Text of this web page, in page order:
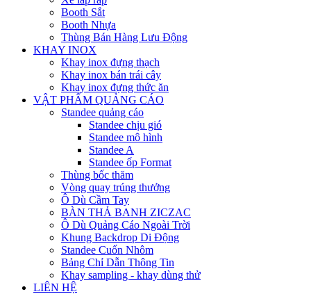
Booth Sắt
Booth Nhựa
Thùng Bán Hàng Lưu Động
KHAY INOX
Khay inox đựng thạch
Khay inox bán trái cây
Khay inox đựng thức ăn
VẬT PHẨM QUẢNG CÁO
Standee quảng cáo
Standee chịu gió
Standee mô hình
Standee A
Standee ốp Format
Thùng bốc thăm
Vòng quay trúng thưởng
Ô Dù Cầm Tay
BÀN THẢ BANH ZICZAC
Ô Dù Quảng Cáo Ngoài Trời
Khung Backdrop Di Động
Standee Cuốn Nhôm
Bảng Chỉ Dẫn Thông Tin
Khay sampling - khay dùng thử
LIÊN HỆ